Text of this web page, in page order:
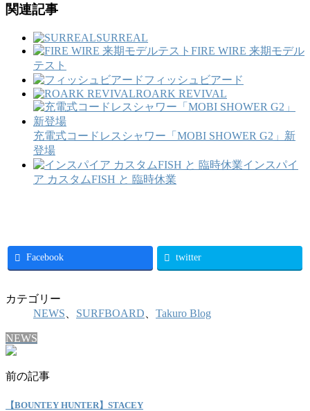
関連記事
SURREAL
FIRE WIRE 来期モデル
テスト
フィッシュビアード
ROARK REVIVAL
充電式コードレスシャワー「MOBI SHOWER G2」新
登場
インスパイ
ア カスタムFISH と 臨時休業
Facebook twitter
カテゴリー
NEWS
SURFBOARD Takuro Blog
NEWS
前の記事
【BOUNTEY HUNTER】STACEY